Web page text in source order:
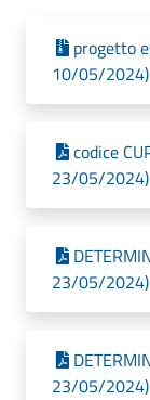
progetto
10/05/2024)
codice
23/05/2024)
23/05/2024)
23/05/2024)